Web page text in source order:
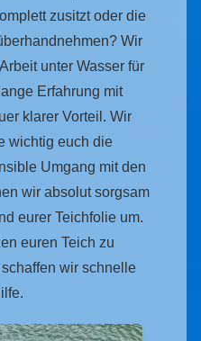
zusitzt oder die
Wir
unter Wasser für
Erfahrung mit
klarer Vorteil. Wir
wichtig euch die
Umgang mit den
wir absolut sorgsam
eurer Teichfolie um.
euren Teich zu
wir schnelle